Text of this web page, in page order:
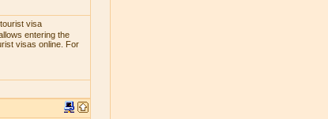
visa
entering the
visas online. For